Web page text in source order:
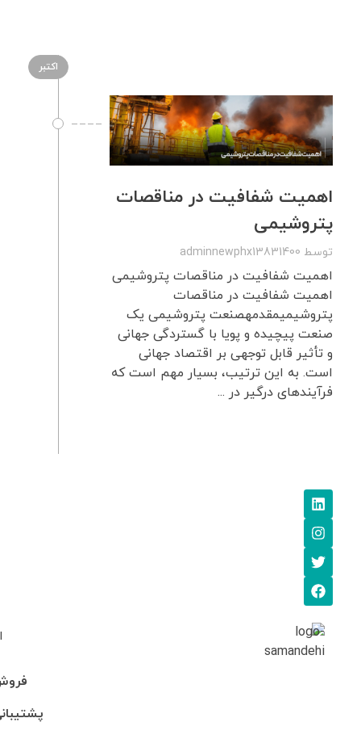
اکتبر
اهمیت شفافیت در مناقصات
پتروشیمی
توسط adminnewphx13831400
اهمیت شفافیت در مناقصات پتروشیمی
اهمیت شفافیت در مناقصات
پتروشیمیمقدمهصنعت پتروشیمی یک
صنعت پیچیده و پویا با گستردگی جهانی
و تأثیر قابل توجهی بر اقتصاد جهانی
است. به این ترتیب، بسیار مهم است که
فرآیندهای درگیر در ...
فروش:
پشتیبانی: 95-